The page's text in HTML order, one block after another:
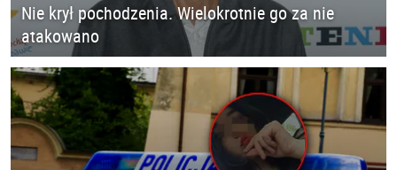
Nie krył pochodzenia. Wielokrotnie go za nie
atakowano